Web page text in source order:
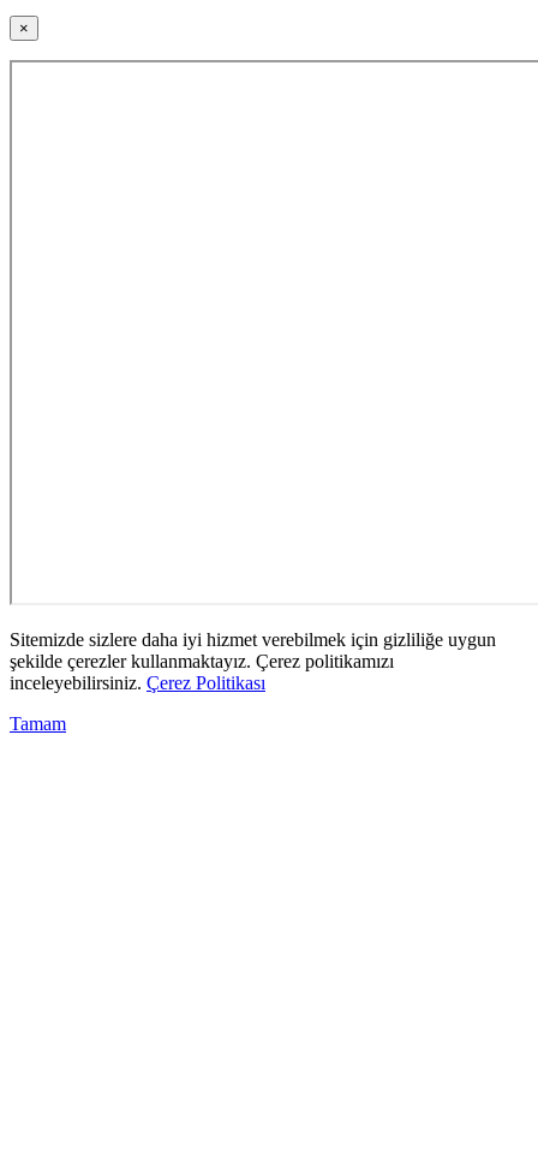
×
Sitemizde sizlere daha iyi hizmet verebilmek için gizliliğe uygun
şekilde çerezler kullanmaktayız. Çerez politikamızı
inceleyebilirsiniz. Çerez Politikası
Tamam